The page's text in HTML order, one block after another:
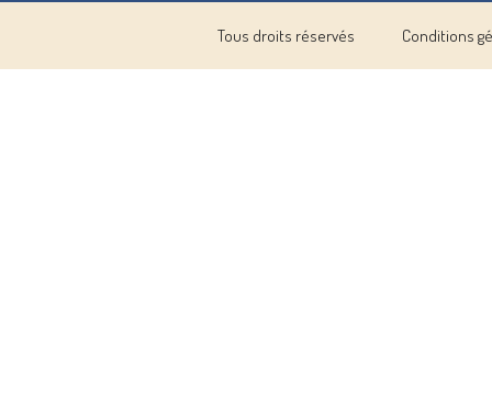
Tous droits réservés Conditions